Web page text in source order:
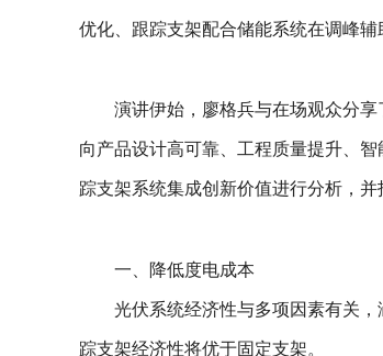
优化、跟踪支架配合储能系统在调峰
演讲伊始，廖格兵与在场观众分
向产品设计高可靠、工程质量提升、
踪支架系统集成创新价值进行分析，
一、降低度电成本
光伏系统经济性与多项因素有关
踪支架经济性将优于固定支架。